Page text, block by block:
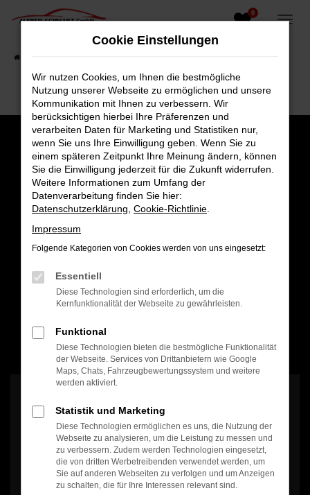
Zum
0
4,8
100% Weiterempfehlung
Es wird versucht, Inhalte vonwww.google.comzu laden. Dabei
können Daten an Dritte weitergegeben werden. Wenn Sie damit
einverstanden sind, klicken Sie bitte auf "Bestätigen".
Cookie Einstellungen
Wir nutzen Cookies, um Ihnen die bestmögliche
Nutzung unserer Webseite zu ermöglichen und unsere
Kommunikation mit Ihnen zu verbessern. Wir
berücksichtigen hierbei Ihre Präferenzen und
verarbeiten Daten für Marketing und Statistiken nur,
wenn Sie uns Ihre Einwilligung geben. Wenn Sie zu
einem späteren Zeitpunkt Ihre Meinung ändern, können
Sie die Einwilligung jederzeit für die Zukunft widerrufen.
Weitere Informationen zum Umfang der
Datenverarbeitung finden Sie hier:
Datenschutzerklärung Cookie-Richtlinie
Impressum
Folgende Kategorien von Cookies werden von uns eingesetzt:
Essentiell
Diese Technologien sind erforderlich, um die
Kernfunktionalität der Webseite zu gewährleisten.
Funktional
Diese Technologien bieten die bestmögliche Funktionalität
der Webseite. Services von Drittanbietern wie Google
Maps, Chats, Fahrzeugbewertungssystem und weitere
werden aktiviert.
Statistik und Marketing
Diese Technologien ermöglichen es uns, die Nutzung der
Webseite zu analysieren, um die Leistung zu messen und
zu verbessern. Zudem werden Technologien eingesetzt,
die von dritten Werbetreibenden verwendet werden, um
Sie auf anderen Webseiten zu verfolgen und um Anzeigen
zu schalten, die für Ihre Interessen relevant sind.